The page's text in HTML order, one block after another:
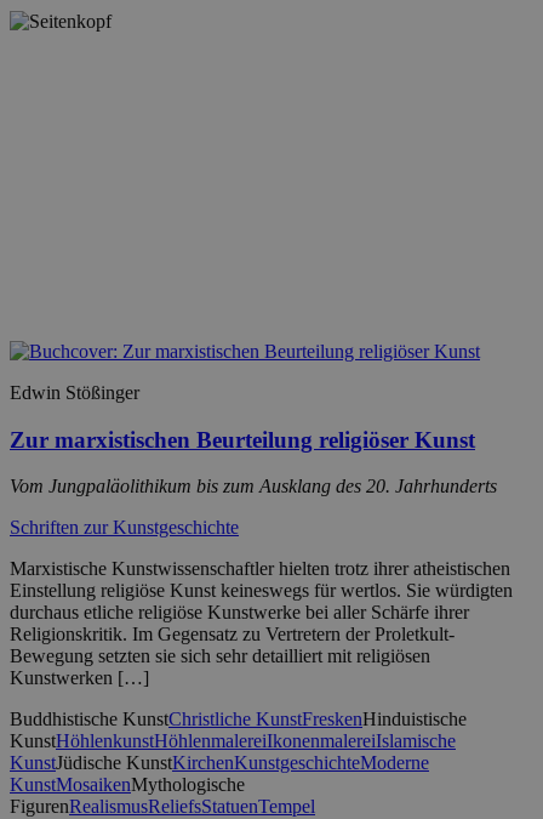
Edwin Stößinger
Zur marxistischen Beurteilung religiöser Kunst
Vom Jungpaläolithikum bis zum Ausklang des 20. Jahrhunderts
Schriften zur Kunstgeschichte
Marxistische Kunstwissenschaftler hielten trotz ihrer atheistischen
Einstellung religiöse Kunst keineswegs für wertlos. Sie würdigten
durchaus etliche religiöse Kunstwerke bei aller Schärfe ihrer
Religionskritik. Im Gegensatz zu Vertretern der Proletkult-
Bewegung setzten sie sich sehr detailliert mit religiösen
Kunstwerken […]
Buddhistische KunstChristliche KunstFreskenHinduistische
KunstHöhlenkunstHöhlenmalereiIkonenmalereiIslamische
KunstJüdische KunstKirchenKunstgeschichteModerne
KunstMosaikenMythologische
FigurenRealismusReliefsStatuenTempel